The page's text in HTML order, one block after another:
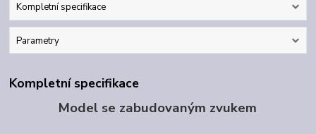
Kompletní specifikace
Parametry
Kompletní specifikace
Model se zabudovaným zvukem